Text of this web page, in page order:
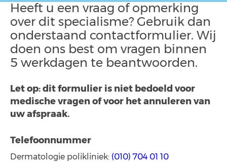
Heeft u een vraag of opmerking
over dit specialisme? Gebruik dan
onderstaand contactformulier. Wij
doen ons best om vragen binnen
5 werkdagen te beantwoorden.
Let op: dit formulier is niet bedoeld voor
medische vragen of voor het annuleren van
uw afspraak.
Telefoonnummer
Dermatologie polikliniek: (010) 704 01 10